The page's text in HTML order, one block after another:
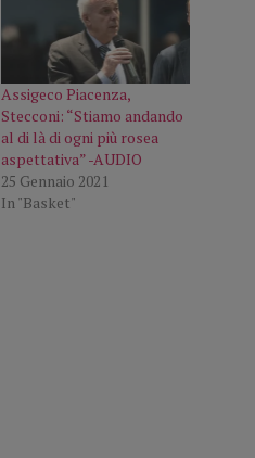
Assigeco Piacenza,
Stecconi: “Stiamo andando
al di là di ogni più rosea
aspettativa” -AUDIO
25 Gennaio 2021
In "Basket"